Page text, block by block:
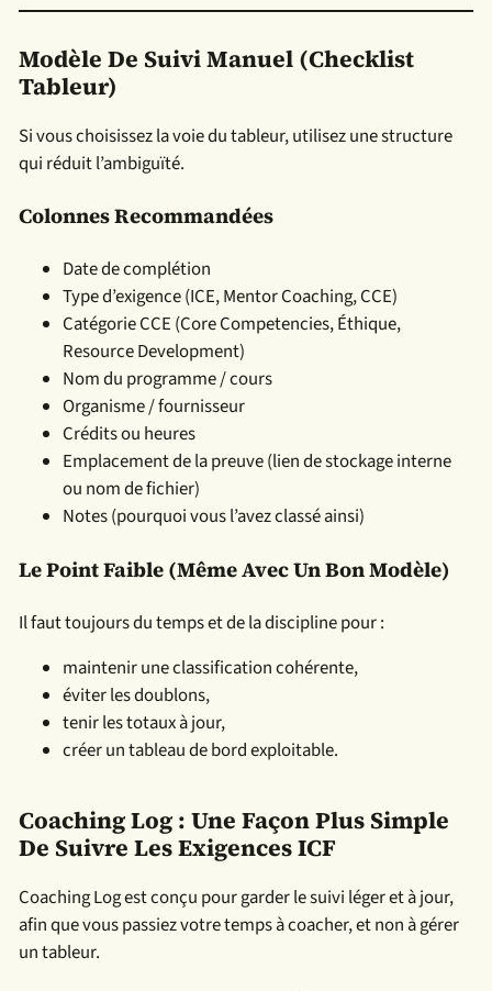
Modèle De Suivi Manuel (checklist
Tableur)
Si vous choisissez la voie du tableur, utilisez une structure
qui réduit l’ambiguïté.
Colonnes Recommandées
Date de complétion
Type d’exigence (ICE, Mentor Coaching, CCE)
Catégorie CCE (Core Competencies, Éthique,
Resource Development)
Nom du programme / cours
Organisme / fournisseur
Crédits ou heures
Emplacement de la preuve (lien de stockage interne
ou nom de fichier)
Notes (pourquoi vous l’avez classé ainsi)
Le Point Faible (même Avec Un Bon Modèle)
Il faut toujours du temps et de la discipline pour :
maintenir une classification cohérente,
éviter les doublons,
tenir les totaux à jour,
créer un tableau de bord exploitable.
Coaching Log : Une Façon Plus Simple
De Suivre Les Exigences ICF
Coaching Log est conçu pour garder le suivi léger et à jour,
afin que vous passiez votre temps à coacher, et non à gérer
un tableur.